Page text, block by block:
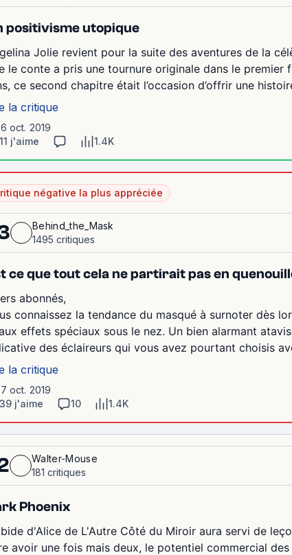
positivisme utopique
Jolie revient pour la suite des aventures de la
le conte a pris une tournure originale dans le
ce second chapitre était l’occasion d’offrir une
la critique
oct. 2019
11 j'aime
1.4K
négative la plus appréciée
Behind_the_Mask
1495 critiques
ce que tout cela ne partirait pas en
abonnés,
connaissez la tendance du masqué à surnoter dès
effets spéciaux sous le nez. Un bien alarmant
des éclaireurs qui vous avez pourtant choisis
la critique
oct. 2019
39 j'aime
10 1.4K
Walter-Mouse
181 critiques
Phoenix
d'Alice de L'Autre Côté du Miroir aura servi de
avoir une fois mais deux, le potentiel commercial